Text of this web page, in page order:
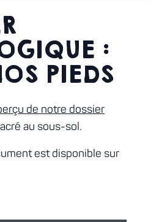
:
PIEDS
de notre dossier
au sous-sol.
est disponible sur